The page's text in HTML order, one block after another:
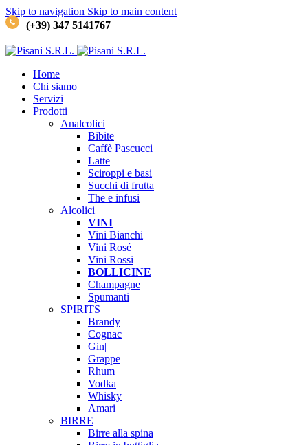
Skip to navigation Skip to main content
(+39) 347 5141767
Home
Chi siamo
Servizi
Prodotti
Analcolici
Bibite
Caffè Pascucci
Latte
Sciroppi e basi
Succhi di frutta
The e infusi
Alcolici
VINI
Vini Bianchi
Vini Rosé
Vini Rossi
BOLLICINE
Champagne
Spumanti
SPIRITS
Brandy
Cognac
Gin|
Grappe
Rhum
Vodka
Whisky
Amari
BIRRE
Birre alla spina